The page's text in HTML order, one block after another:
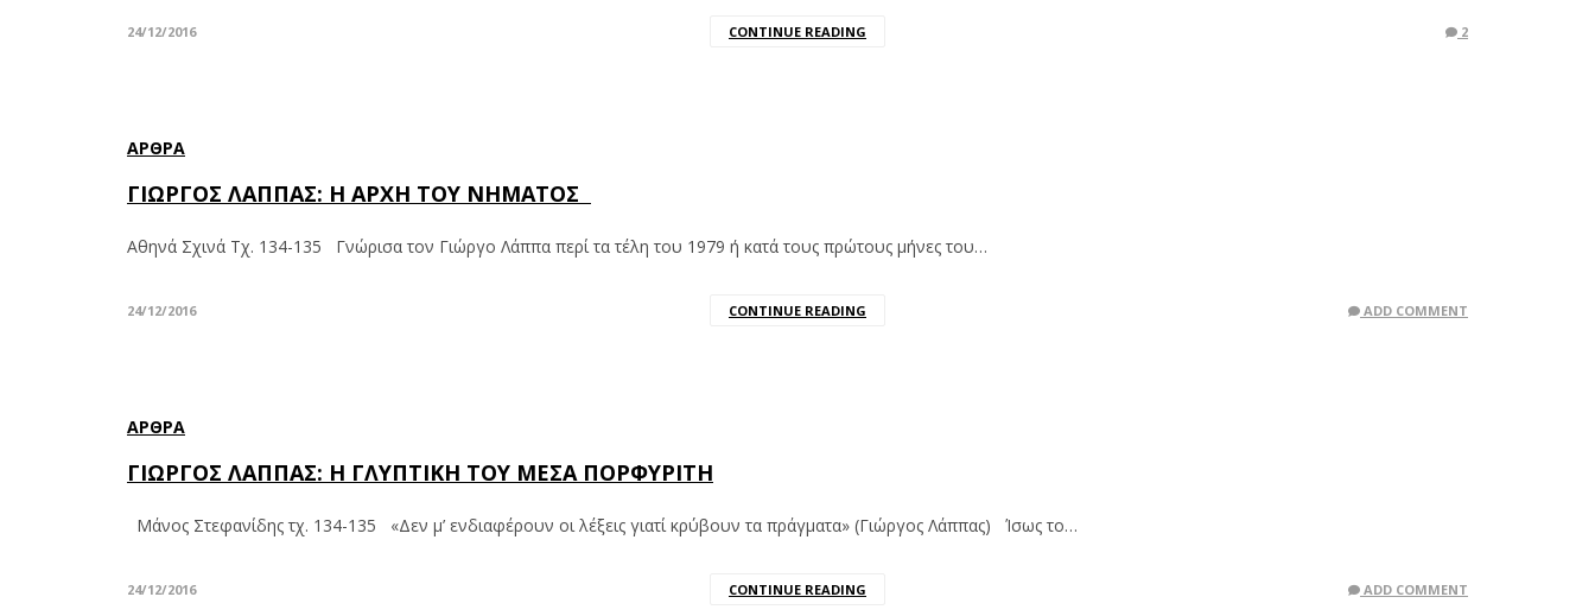
24/12/2016 CONTINUE READING 2
ΆΡΘΡΑ
ΓΙΩΡΓΟΣ ΛΑΠΠΑΣ: Η ΑΡΧΗ ΤΟΥ ΝΗΜΑΤΟΣ
Αθηνά Σχινά Τχ. 134-135 Γνώρισα τον Γιώργο Λάππα περί τα τέλη του 1979 ή κατά τους πρώτους μήνες του…
24/12/2016 CONTINUE READING ADD COMMENT
ΆΡΘΡΑ
ΓΙΩΡΓΟΣ ΛΑΠΠΑΣ: Η ΓΛΥΠΤΙΚΗ ΤΟΥ ΜΕΣΑ ΠΟΡΦΥΡΙΤΗ
Μάνος Στεφανίδης τχ. 134-135 «Δεν μ’ ενδιαφέρουν οι λέξεις γιατί κρύβουν τα πράγματα» (Γιώργος Λάππας) Ίσως το…
24/12/2016 CONTINUE READING ADD COMMENT